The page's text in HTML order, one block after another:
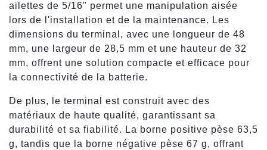
ailettes de 5/16" permet une manipulation aisée
lors de l'installation et de la maintenance. Les
dimensions du terminal, avec une longueur de 48
mm, une largeur de 28,5 mm et une hauteur de 32
mm, offrent une solution compacte et efficace pour
la connectivité de la batterie.
De plus, le terminal est construit avec des
matériaux de haute qualité, garantissant sa
durabilité et sa fiabilité. La borne positive pèse 63,5
g, tandis que la borne négative pèse 67 g, offrant